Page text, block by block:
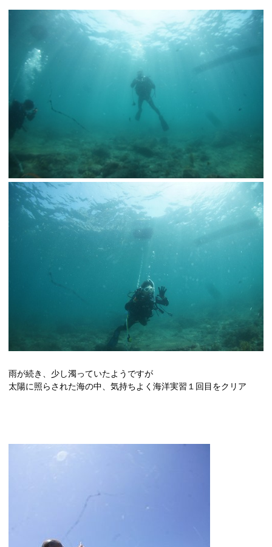
雨が続き、少し濁っていたようですが
太陽に照らされた海の中、気持ちよく海洋実習１回目をクリア